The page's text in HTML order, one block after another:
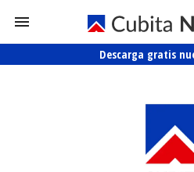
Descarga gratis